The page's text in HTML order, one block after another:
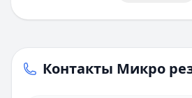
Специализация и услуги
Контакты Микро